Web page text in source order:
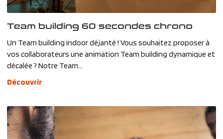
Team building 60 secondes chrono
Un Team building indoor déjanté ! Vous souhaitez proposer à
vos collaborateurs une animation Team building dynamique et
décalée ? Notre Team...
Découvrir